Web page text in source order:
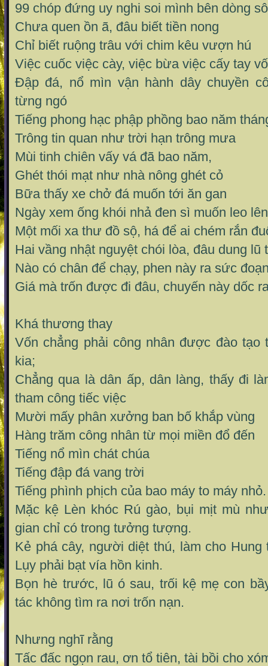
99 chóp đứng uy nghi soi mình bên dòng
Chưa quen ồn ã, đâu biết tiền nong
Chỉ biết ruộng trâu với chim kêu vượn hú
Việc cuốc việc cày, việc bừa việc cấy tay
Đập đá, nổ mìn vận hành dây chuyền
từng ngó
Tiếng phong hạc phập phồng bao năm
Trông tin quan như trời hạn trông mưa
Mùi tinh chiên vấy vá đã bao năm,
Ghét thói mạt như nhà nông ghét cỏ
Bữa thấy xe chở đá muốn tới ăn gan
Ngày xem ống khói nhả đen sì muốn leo
Một mối xa thư đồ sộ, há để ai chém rắn
Hai vầng nhật nguyệt chói lòa, đâu dung lũ
Nào có chân để chạy, phen này ra sức
Giá mà trốn được đi đâu, chuyến này dốc
Khá thương thay
Vốn chẳng phải công nhân được đào
kia;
Chẳng qua là dân ấp, dân làng, thấy đi
tham công tiếc việc
Mười mấy phân xưởng ban bố khắp vùng
Hàng trăm công nhân từ mọi miền đổ đến
Tiếng nổ mìn chát chúa
Tiếng đập đá vang trời
Tiếng phình phịch của bao máy to máy nhỏ.
Mặc kệ Lèn khóc Rú gào, bụi mịt mù
gian chỉ có trong tưởng tượng.
Kẻ phá cây, người diệt thú, làm cho Hung
Lụy phải bạt vía hồn kinh.
Bọn hè trước, lũ ó sau, trối kệ mẹ con
tác không tìm ra nơi trốn nạn.
Nhưng nghĩ rằng
Tấc đấc ngọn rau, ơn tổ tiên, tài bồi cho